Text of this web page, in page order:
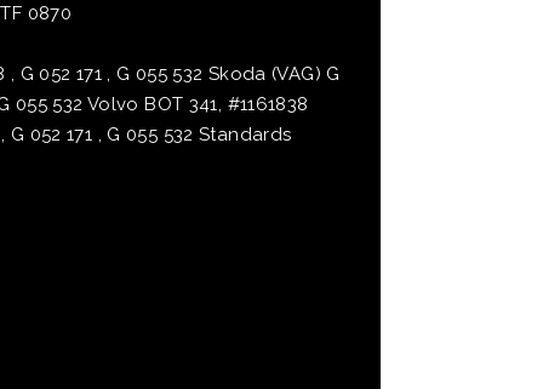
0870
G 052 171 , G 055 532 Skoda (VAG) G
055 532 Volvo BOT 341, #1161838
G 052 171 , G 055 532 Standards